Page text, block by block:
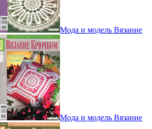
Мода и модель Вязание
Мода и модель Вязание